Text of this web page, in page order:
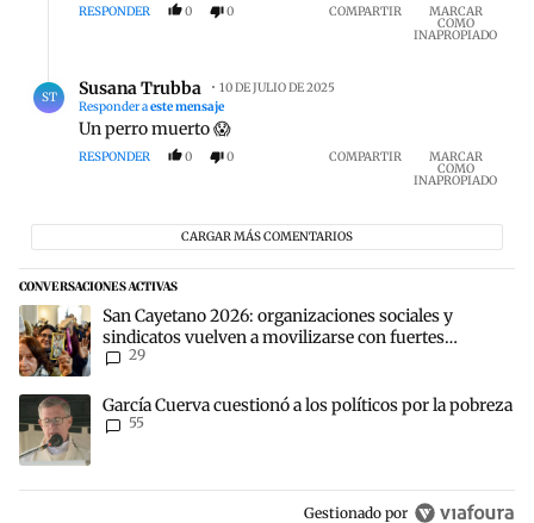
RESPONDER 0 0 COMPARTIR MARCAR
COMO
INAPROPIADO
ST Susana Trubba
10 DE JULIO DE 2025
Responder aeste mensaje
Un perro muerto 😱
RESPONDER 0 0 COMPARTIR MARCAR
COMO
INAPROPIADO
CARGAR MÁS COMENTARIOS
CONVERSACIONES ACTIVAS
Este listado muestra los artículos con más comentarios en los
Un artículo de tendencia con el título "San Cayetano 2026:
San Cayetano 2026: organizaciones sociales y
sindicatos vuelven a movilizarse con fuertes
reclamos al Gobierno
29
Un artículo de tendencia con el título "García Cuerva cuestionó a
García Cuerva cuestionó a los políticos por la pobreza
55
Gestionado por